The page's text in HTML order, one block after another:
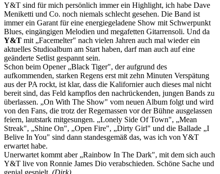
Y&T sind für mich persönlich immer ein Highlight, ich habe Dave
Meniketti und Co. noch niemals schlecht gesehen. Die Band ist
immer ein Garant für eine energiegeladene Show mit Schwerpunkt
Blues, eingängigen Melodien und megafetten Gitarrensoli. Und da
Y&T mit „Facemelter" nach vielen Jahren auch mal wieder ein
aktuelles Studioalbum am Start haben, darf man auch auf eine
geänderte Setlist gespannt sein.
Schon beim Opener „Black Tiger", der aufgrund des
aufkommenden, starken Regens erst mit zehn Minuten Verspätung
aus der PA rockt, ist klar, dass die Kalifornier auch dieses mal nicht
bereit sind, das Feld kampflos den nachrückenden, jungen Bands zu
überlassen. „On With The Show" vom neuen Album folgt und wird
von den Fans, die trotz der Regemassen vor der Bühne ausgelassen
feiern, lautstark mitgesungen. „Lonely Side Of Town", „Mean
Streak", „Shine On", „Open Fire", „Dirty Girl" und die Ballade „I
Belive In You" sind dann standesgemäß das, was ich von Y&T
erwartet habe.
Unerwartet kommt aber „Rainbow In The Dark", mit dem sich auch
Y&T live von Ronnie James Dio verabschieden. Schöne Sache und
genial gespielt. (Dirk)